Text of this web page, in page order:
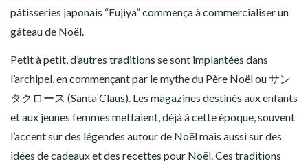
pâtisseries japonais “Fujiya” commença à commercialiser un
gâteau de Noël
Petit à petit, d’autres traditions se sont implantées dans
l’archipel, en commençant par le mythe du Père Noëlou サン
タクロース (Santa Claus). Les magazines destinés aux enfants
et aux jeunes femmes mettaient, déjà à cette époque, souvent
l’accent sur des légendes autour de Noëlmais aussi sur des
idées de cadeauxet des recettes pour Noël . Ces traditions